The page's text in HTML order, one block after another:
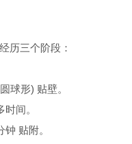
历三个阶段：
球形) 贴壁。
间。
贴附。